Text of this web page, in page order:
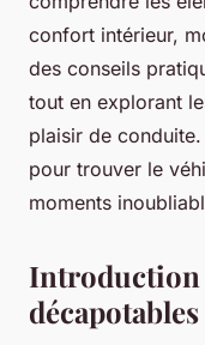
confort intérieur,
des conseils
tout en explorant
plaisir de
pour trouver le
moments
Introduction
décapotables